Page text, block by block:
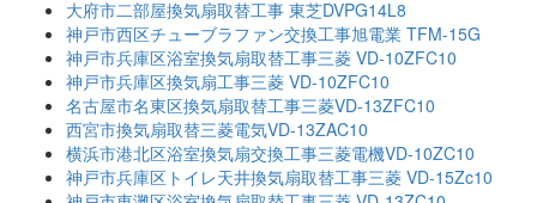
大府市二部屋換気扇取替工事 東芝DVPG14L8
神戸市西区チューブラファン交換工事旭電業 TFM-15G
神戸市兵庫区浴室換気扇取替工事三菱 VD-10ZFC10
神戸市兵庫区換気扇工事三菱 VD-10ZFC10
名古屋市名東区換気扇取替工事三菱VD-13ZFC10
西宮市換気扇取替三菱電気VD-13ZAC10
横浜市港北区浴室換気扇交換工事三菱電機VD-10ZC10
神戸市兵庫区トイレ天井換気扇取替工事三菱 VD-15Zc10